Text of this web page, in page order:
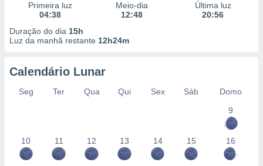
Primeira luz
04:38
Meio-dia
12:48
Última luz
20:56
Duração do dia 15h
Luz da manhã restante 12h24m
Calendário Lunar
Seg Ter Qua Qui Sex Sáb
Domo
9
10 11 12 13 14 15 16